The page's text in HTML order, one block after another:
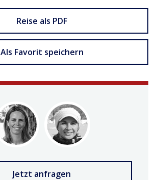
Reise als PDF
Als Favorit speichern
Jetzt anfragen